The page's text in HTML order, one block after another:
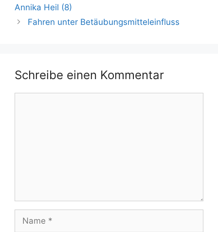
Annika Heil (8)
Fahren unter Betäubungsmitteleinfluss
Schreibe einen Kommentar